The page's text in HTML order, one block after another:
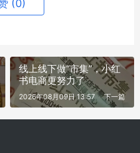
(0)
线上线下做“市集”，小红
书电商更努力了
下一篇
2026年08月09日 13:57